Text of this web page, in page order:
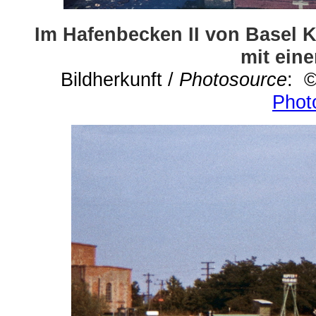
Im Hafenbecken II von Basel
mit
Bildherkunft / Photosource: ©